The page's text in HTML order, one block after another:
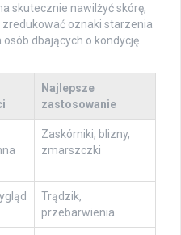
skutecznie nawilżyć skórę,
oznaki starzenia
osób dbających o kondycję
Najlepsze
zastosowanie
Zaskórniki, blizny,
zmarszczki
Trądzik,
przebarwienia